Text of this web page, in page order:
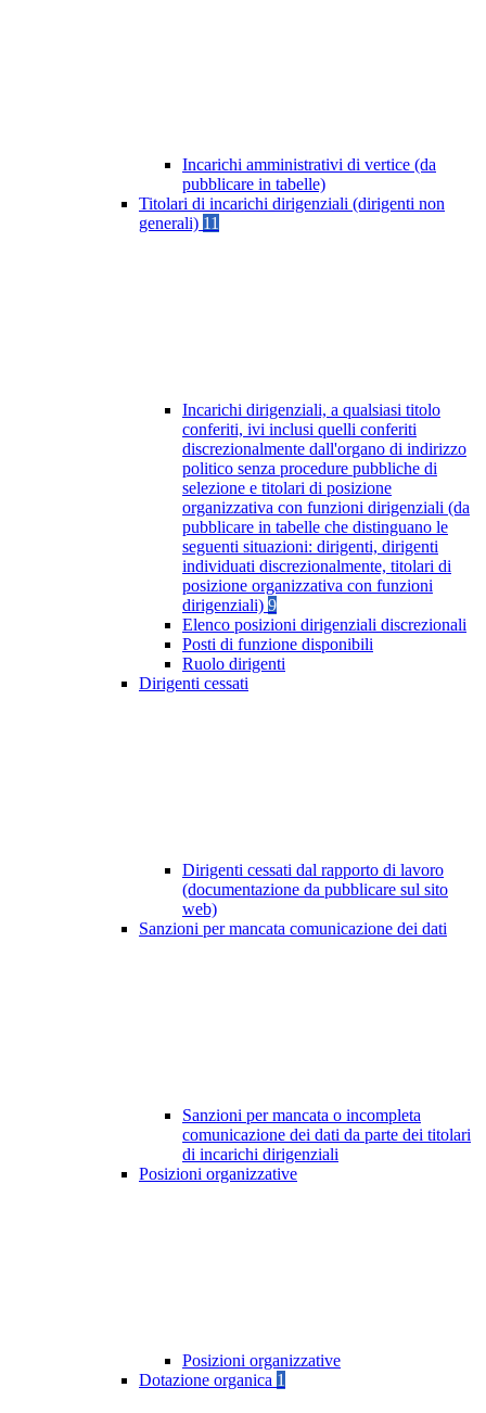
Incarichi amministrativi di vertice (da
pubblicare in tabelle)
Titolari di incarichi dirigenziali (dirigenti non
generali) 11
Incarichi dirigenziali, a qualsiasi titolo
conferiti, ivi inclusi quelli conferiti
discrezionalmente dall'organo di indirizzo
politico senza procedure pubbliche di
selezione e titolari di posizione
organizzativa con funzioni dirigenziali (da
pubblicare in tabelle che distinguano le
seguenti situazioni: dirigenti, dirigenti
individuati discrezionalmente, titolari di
posizione organizzativa con funzioni
dirigenziali) 9
Elenco posizioni dirigenziali discrezionali
Posti di funzione disponibili
Ruolo dirigenti
Dirigenti cessati
Dirigenti cessati dal rapporto di lavoro
(documentazione da pubblicare sul sito
web)
Sanzioni per mancata comunicazione dei dati
Sanzioni per mancata o incompleta
comunicazione dei dati da parte dei titolari
di incarichi dirigenziali
Posizioni organizzative
Posizioni organizzative
Dotazione organica 1